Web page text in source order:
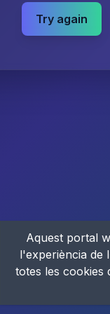
Try again
Aquest portal
l'experiència de
totes les cookies